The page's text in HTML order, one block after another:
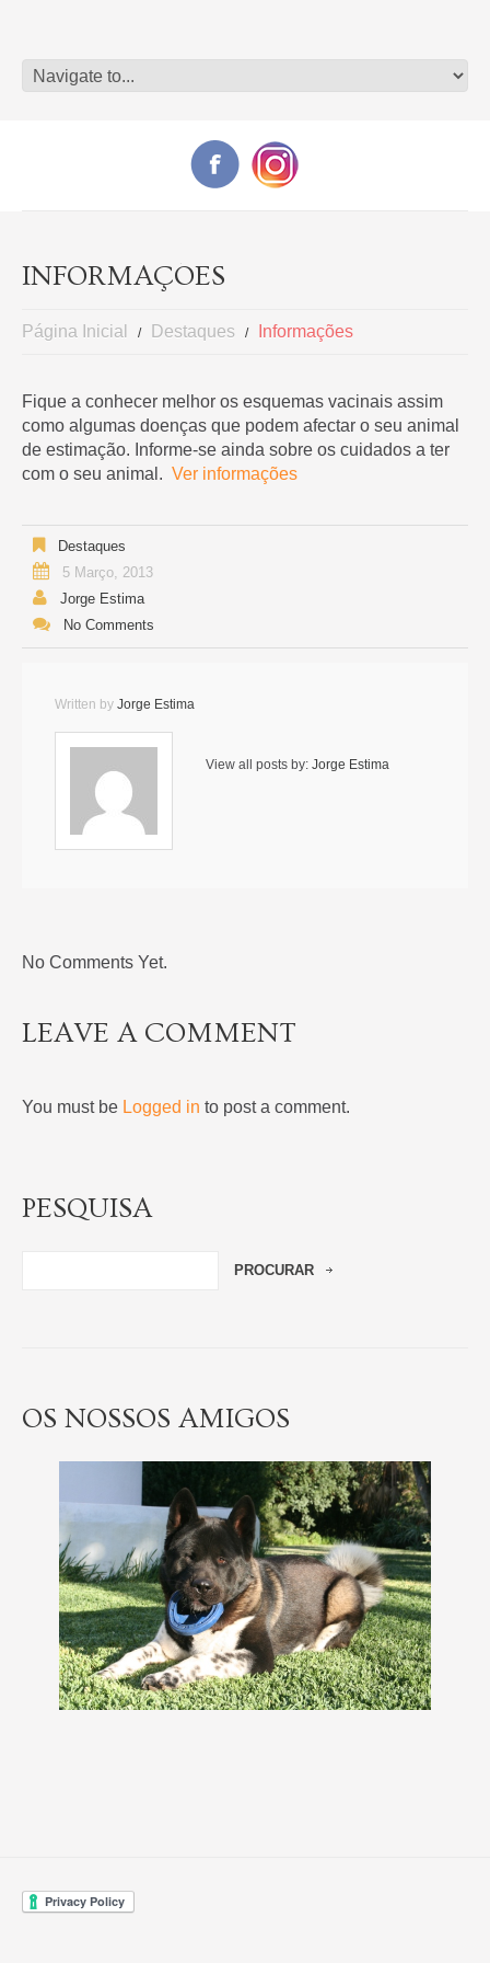
INFORMAÇÕES
Página Inicial Destaques Informações
Fique a conhecer melhor os esquemas vacinais assim
como algumas doenças que podem afectar o seu animal
de estimação. Informe-se ainda sobre os cuidados a ter
com o seu animal. Ver informações
Destaques
5 Março, 2013
Jorge Estima
No Comments
Written by Jorge Estima
View all posts by: Jorge Estima
No Comments Yet.
LEAVE A COMMENT
You must be Logged in to post a comment.
PESQUISA
OS NOSSOS AMIGOS